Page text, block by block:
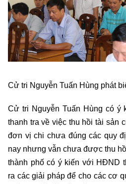
Cử tri Nguyễn Tuấn Hùng phát
Cử tri Nguyễn Tuấn Hùng có ý
thanh tra về việc thu hồi tài sản
đơn vị chi chưa đúng các quy
nay nhưng vẫn chưa được thu
thành phố có ý kiến với HĐND
ra các giải pháp để cho các cơ